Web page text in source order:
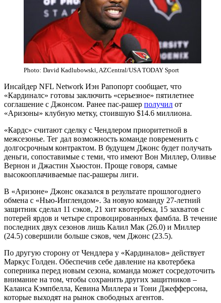
Photo: David Kadlubowski, AZCentral/USA TODAY Sport
Инсайдер NFL Network Иэн Рапопорт сообщает, что
«Кардиналс» готовы заключить «серьезное» пятилетнее
соглашение с Джонсом. Ранее пас-рашер получил от
«Аризоны» клубную метку, стоившую $14.6 миллиона.
«Кардс» считают сделку с Чендлером приоритетной в
межсезонье. Тег дал возможность команде повременить с
долгосрочным контрактом. В будущем Джонс будет получать
деньги, сопоставимые с теми, что имеют Вон Миллер, Оливье
Вернон и Джастин Хьюстон. Проще говоря, самые
высокооплачиваемые пас-рашеры лиги.
В «Аризоне» Джонс оказался в результате прошлогоднего
обмена с «Нью-Инглендом». За новую команду 27-летний
защитник сделал 11 сэков, 21 хит квотербека, 15 захватов с
потерей ярдов и четыре спровоцированных фамбла. В течение
последних двух сезонов лишь Калил Мак (26.0) и Миллер
(24.5) совершили больше сэков, чем Джонс (23.5).
По другую сторону от Чендлера у «Кардиналов» действует
Маркус Голден. Обеспечив себе давление на квотербека
соперника перед новым сезона, команда может сосредоточить
внимание на том, чтобы сохранить других защитников –
Калаиса Кэмпбелла, Кевина Миллера и Тони Джефферсона,
которые выходят на рынок свободных агентов.